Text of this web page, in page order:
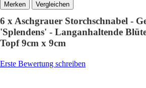
Vergleichen
6 x Aschgrauer Storchschnabel -
'Splendens' - Langanhaltende
Topf 9cm x 9cm
Erste Bewertung schreiben